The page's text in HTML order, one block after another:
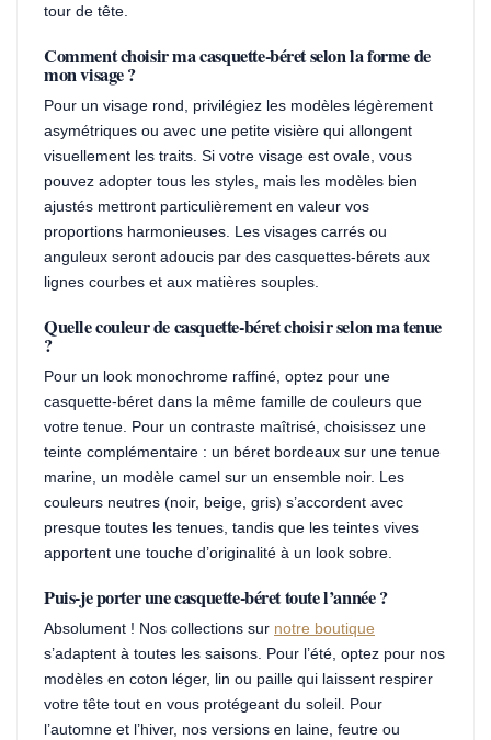
tour de tête.
Comment choisir ma casquette-béret selon la forme de
mon visage ?
Pour un visage rond, privilégiez les modèles légèrement
asymétriques ou avec une petite visière qui allongent
visuellement les traits. Si votre visage est ovale, vous
pouvez adopter tous les styles, mais les modèles bien
ajustés mettront particulièrement en valeur vos
proportions harmonieuses. Les visages carrés ou
anguleux seront adoucis par des casquettes-bérets aux
lignes courbes et aux matières souples.
Quelle couleur de casquette-béret choisir selon ma tenue
?
Pour un look monochrome raffiné, optez pour une
casquette-béret dans la même famille de couleurs que
votre tenue. Pour un contraste maîtrisé, choisissez une
teinte complémentaire : un béret bordeaux sur une tenue
marine, un modèle camel sur un ensemble noir. Les
couleurs neutres (noir, beige, gris) s’accordent avec
presque toutes les tenues, tandis que les teintes vives
apportent une touche d’originalité à un look sobre.
Puis-je porter une casquette-béret toute l’année ?
Absolument ! Nos collections sur notre boutique
s’adaptent à toutes les saisons. Pour l’été, optez pour nos
modèles en coton léger, lin ou paille qui laissent respirer
votre tête tout en vous protégeant du soleil. Pour
l’automne et l’hiver, nos versions en laine, feutre ou